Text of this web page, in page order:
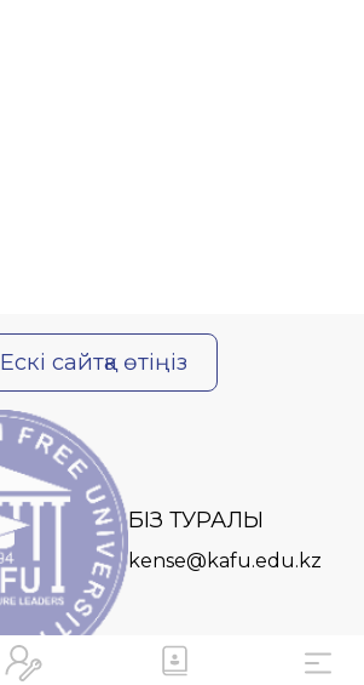
Ескі сайтқа өтіңіз
БІЗ ТУРАЛЫ
kense@kafu.edu.kz